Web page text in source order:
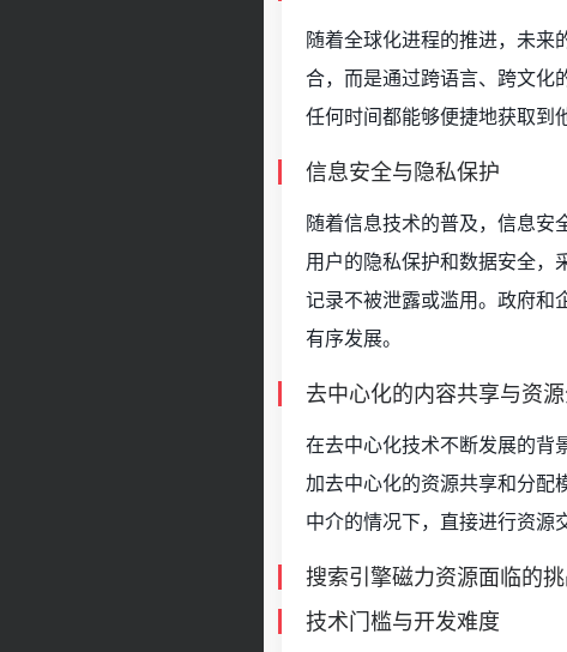
随着全球化进程的推进，未来
合，而是通过跨语言、跨文化
任何时间都能够便捷地获取到
信息安全与隐私保护
随着信息技术的普及，信息安
用户的隐私保护和数据安全，
记录不被泄露或滥用。政府和
有序发展。
去中心化的内容共享与资
在去中心化技术不断发展的背
加去中心化的资源共享和分配
中介的情况下，直接进行资源
搜索引擎磁力资源面临的
技术门槛与开发难度